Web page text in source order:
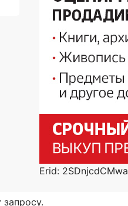
Erid: 2SDnjcdCMwa